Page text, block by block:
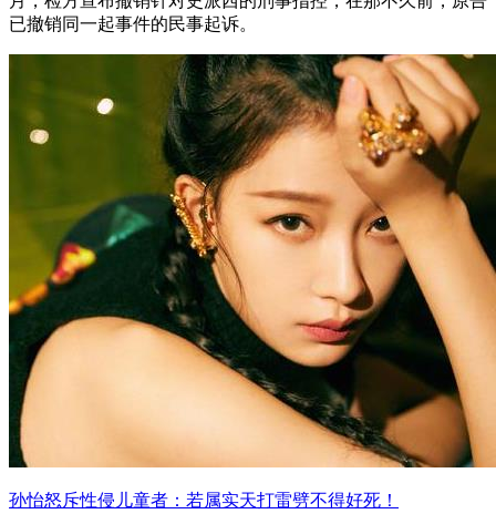
已撤销同一起事件的民事起诉。
孙怡怒斥性侵儿童者：若属实天打雷劈不得好死！